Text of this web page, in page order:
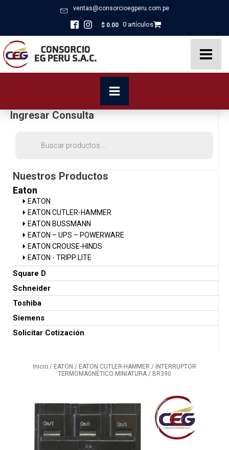
ventas@consorcioegperu.com.pe
$ 0.00 0 artículos
Ingresar Consulta
Nuestros Productos
Eaton
EATON
EATON CUTLER-HAMMER
EATON BUSSMANN
EATON – UPS – POWERWARE
EATON CROUSE-HINDS
EATON - TRIPP LITE
Square D
Schneider
Toshiba
Siemens
Solicitar Cotización
Inicio / EATON / EATON CUTLER-HAMMER / INTERRUPTOR
TERMOMAGNÉTICO MINIATURA / BR390